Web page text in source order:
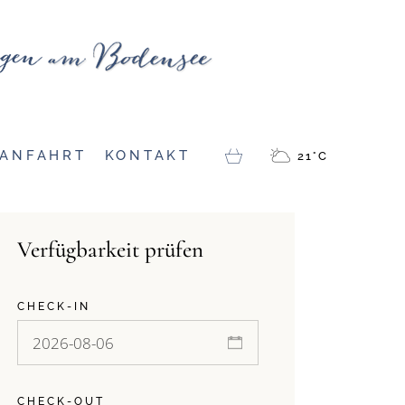
VON
ANFAHRT KONTAKT 21° C
HEUTE UND ANNO
DAZUMAL
Verfügbarkeit prüfen
CHECK-IN
CHECK-OUT